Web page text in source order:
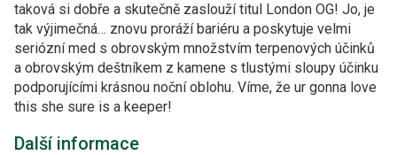
taková si dobře a skutečně zaslouží titul London OG! Jo, je
tak výjimečná… znovu proráží bariéru a poskytuje velmi
seriózní med s obrovským množstvím terpenových účinků
a obrovským deštníkem z kamene s tlustými sloupy účinku
podporujícími krásnou noční oblohu. Víme, že ur gonna love
this she sure is a keeper!
Další informace